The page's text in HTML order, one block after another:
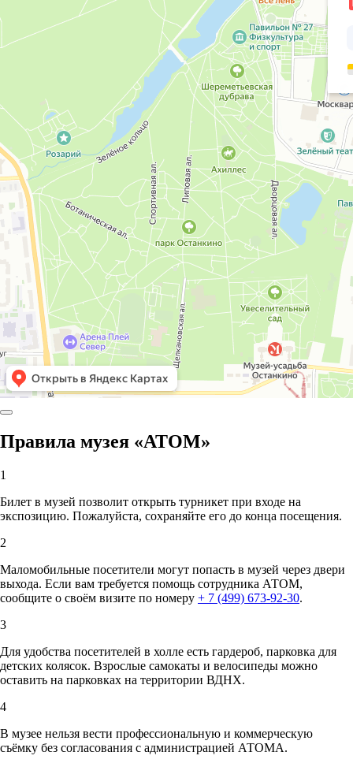
Правила музея «АТОМ»
1
Билет в музей позволит открыть турникет при входе на
экспозицию. Пожалуйста, сохраняйте его до конца посещения.
2
Маломобильные посетители могут попасть в музей через двери
выхода. Если вам требуется помощь сотрудника АТОМ,
сообщите о своём визите по номеру + 7 (499) 673-92-30.
3
Для удобства посетителей в холле есть гардероб, парковка для
детских колясок. Взрослые самокаты и велосипеды можно
оставить на парковках на территории ВДНХ.
4
В музее нельзя вести профессиональную и коммерческую
съёмку без согласования с администрацией АТОМА.